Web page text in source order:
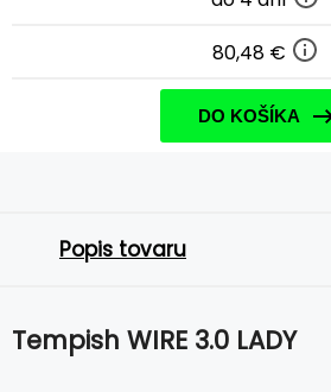
80,48 €
DO KOŠÍKA
Popis tovaru
Tempish WIRE 3.0 LADY